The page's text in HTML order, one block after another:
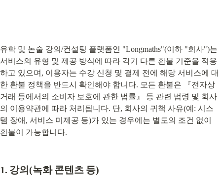
유학 및 논술 강의/컨설팅 플랫폼인 "Longmaths"(이하 "회사")는
서비스의 유형 및 제공 방식에 따라 각기 다른 환불 기준을 적용
하고 있으며, 이용자는 수강 신청 및 결제 전에 해당 서비스에 대
한 환불 정책을 반드시 확인해야 합니다. 모든 환불은 『전자상
거래 등에서의 소비자 보호에 관한 법률』 등 관련 법령 및 회사
의 이용약관에 따라 처리됩니다. 단, 회사의 귀책 사유(예: 시스
템 장애, 서비스 미제공 등)가 있는 경우에는 별도의 조건 없이
환불이 가능합니다.
1. 강의(녹화 콘텐츠 등)